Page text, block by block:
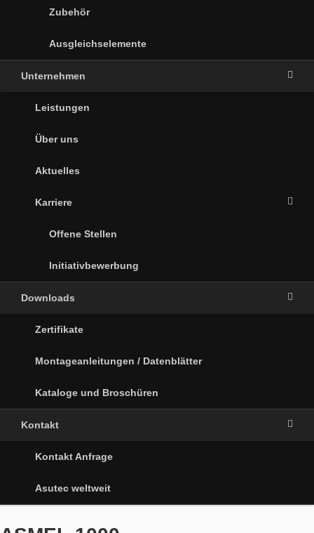
Zubehör
Ausgleichselemente
Unternehmen
Leistungen
Über uns
Aktuelles
Karriere
Offene Stellen
Initiativbewerbung
Downloads
Zertifikate
Montageanleitungen / Datenblätter
Kataloge und Broschüren
Kontakt
Kontakt Anfrage
Asutec weltweit